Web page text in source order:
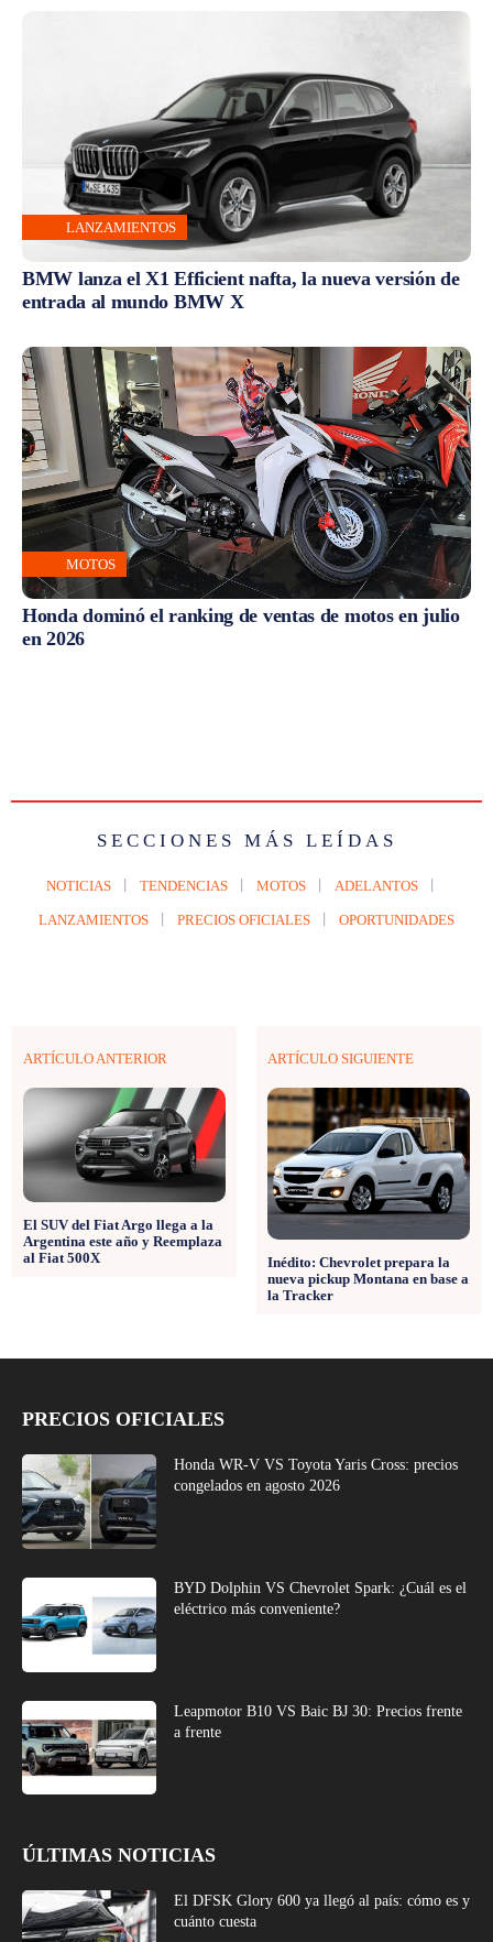
LANZAMIENTOS
BMW lanza el X1 Efficient nafta, la nueva versión de
entrada al mundo BMW X
MOTOS
Honda dominó el ranking de ventas de motos en julio
en 2026
SECCIONES MÁS LEÍDAS
NOTICIAS TENDENCIAS MOTOS ADELANTOS
LANZAMIENTOS PRECIOS OFICIALES OPORTUNIDADES
ARTÍCULO ANTERIOR
El SUV del Fiat Argo llega a la
Argentina este año y Reemplaza
al Fiat 500X
ARTÍCULO SIGUIENTE
Inédito: Chevrolet prepara la
nueva pickup Montana en base a
la Tracker
PRECIOS OFICIALES
Honda WR-V VS Toyota Yaris Cross: precios
congelados en agosto 2026
BYD Dolphin VS Chevrolet Spark: ¿Cuál es el
eléctrico más conveniente?
Leapmotor B10 VS Baic BJ 30: Precios frente
a frente
ÚLTIMAS NOTICIAS
El DFSK Glory 600 ya llegó al país: cómo es y
cuánto cuesta